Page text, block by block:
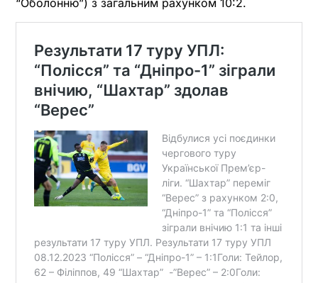
“Оболонню”) з загальним рахунком 10:2.